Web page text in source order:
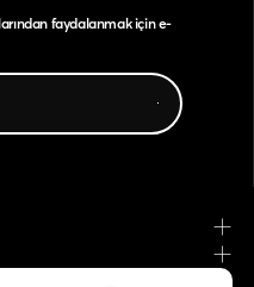
faydalanmak için e-